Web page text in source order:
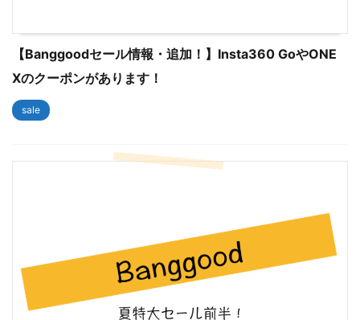
【Banggoodセール情報・追加！】Insta360 GoやONE
Xのクーポンがあります！
sale